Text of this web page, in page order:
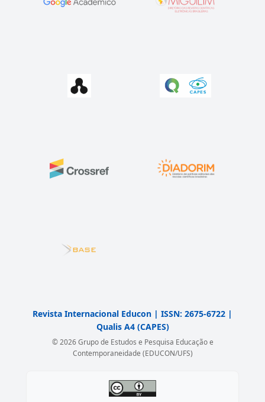
Revista Internacional Educon | ISSN: 2675-6722 |
Qualis A4 (CAPES)
© 2026 Grupo de Estudos e Pesquisa Educação e
Contemporaneidade (EDUCON/UFS)